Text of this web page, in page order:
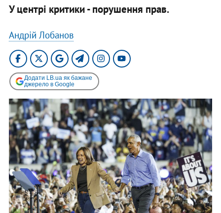
У центрі критики - порушення прав.
Андрій Лобанов
Додати LB.ua як бажане
джерело в Google